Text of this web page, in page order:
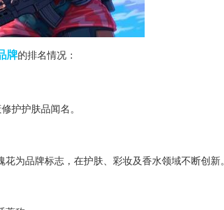
牌的排名情况：
护护肤品闻名。
为品牌标志，在护肤、彩妆及香水领域不断创新。